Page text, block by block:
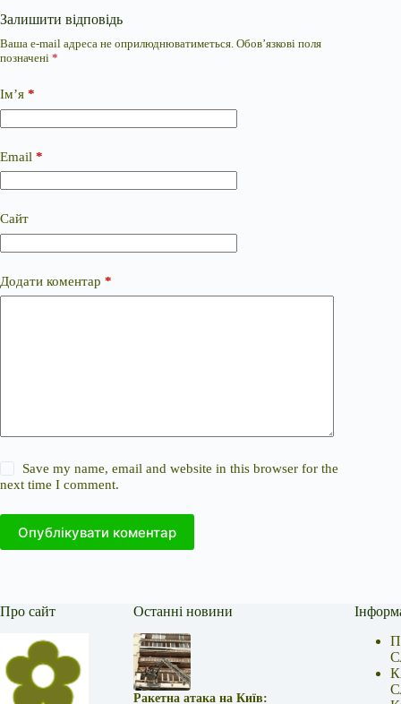
Залишити відповідь
Ваша e-mail адреса не оприлюднюватиметься. Обов’язкові поля
позначені *
Ім’я *
Email *
Сайт
Додати коментар *
Save my name, email and website in this browser for the
next time I comment.
Опублікувати коментар
Про сайт Останні новини
Ракетна атака на Київ: